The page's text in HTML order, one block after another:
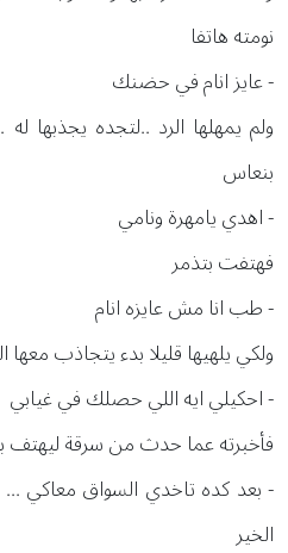
نومته هاتفا
- عايز انام في حضنك
ولم يمهلها الرد ..لتجده
بنعاس
- اهدي يامهرة ونامي
فهتفت بتذمر
- طب انا مش عايزه انام
ولكي يلهيها قليلا بدء يتجاذب
- احكيلي ايه اللي حصلك في غيابي
فأخبرته عما حدث من سرقة
- بعد كده تاخدي السواق معاكي
الخير